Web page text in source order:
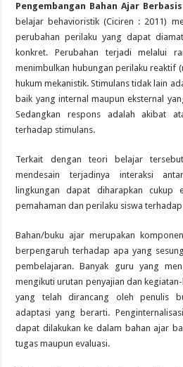
Pengembangan Bahan Ajar Berbasis
belajar behavioristik (Ciciren : 2011)
perubahan perilaku yang dapat
konkret. Perubahan terjadi melalui
menimbulkan hubungan perilaku reaktif
hukum mekanistik. Stimulans tidak lain
baik yang internal maupun eksternal
Sedangkan respons adalah akibat
terhadap stimulans.
Terkait dengan teori belajar
mendesain terjadinya interaksi
lingkungan dapat diharapkan cukup
pemahaman dan perilaku siswa
Bahan/buku ajar merupakan
berpengaruh terhadap apa yang
pembelajaran. Banyak guru yang
mengikuti urutan penyajian dan
yang telah dirancang oleh penulis
adaptasi yang berarti.
dapat dilakukan ke dalam bahan ajar
tugas maupun evaluasi.